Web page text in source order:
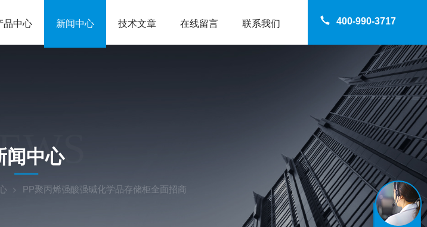
400-990-3717
品中心 新闻中心 技术文章 在线留言 联系我们
闻中心
PP聚丙烯强酸强碱化学品存储柜全面招商